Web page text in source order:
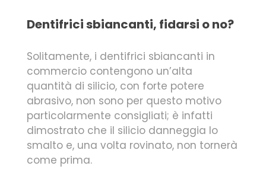
Dentifrici sbiancanti, fidarsi o no?
Solitamente, i dentifrici sbiancanti in
commercio contengono un’alta
quantità di silicio, con forte potere
abrasivo, non sono per questo motivo
particolarmente consigliati; è infatti
dimostrato che il silicio danneggia lo
smalto e, una volta rovinato, non tornerà
come prima.